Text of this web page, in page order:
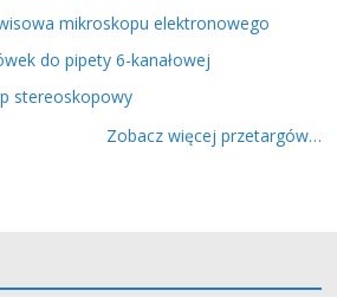
mikroskopu elektronowego
do pipety 6-kanałowej
stereoskopowy
Zobacz więcej przetargów…